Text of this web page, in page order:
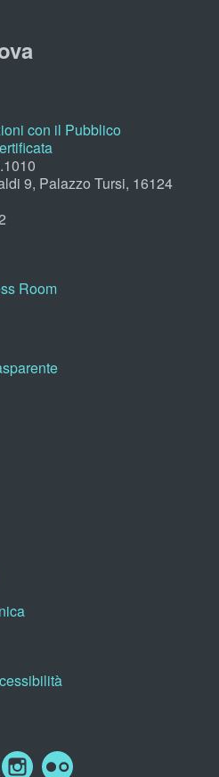
con il Pubblico
9, Palazzo Tursi, 16124
Room